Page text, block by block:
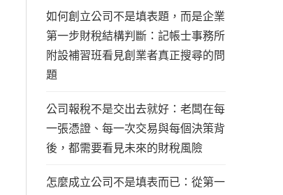
如何創立公司不是填表題，而是企業
第一步財稅結構判斷：記帳士事務所
附設補習班看見創業者真正搜尋的問
題
公司報稅不是交出去就好：老闆在每
一張憑證、每一次交易與每個決策背
後，都需要看見未來的財稅風險
怎麼成立公司不是填表而已：從第一